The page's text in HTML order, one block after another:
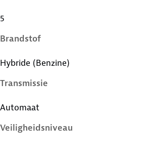
5
Brandstof
Hybride (Benzine)
Transmissie
Automaat
Veiligheidsniveau